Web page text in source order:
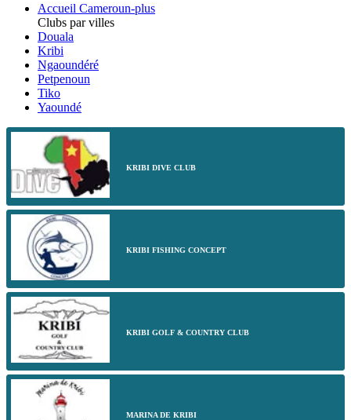
Accueil Cameroun-plus
Clubs par villes
Douala
Kribi
Ngaoundéré
Petpenoun
Tiko
Yaoundé
KRIBI DIVE CLUB
KRIBI FISHING CONCEPT
KRIBI GOLF & COUNTRY CLUB
MARINA DE KRIBI